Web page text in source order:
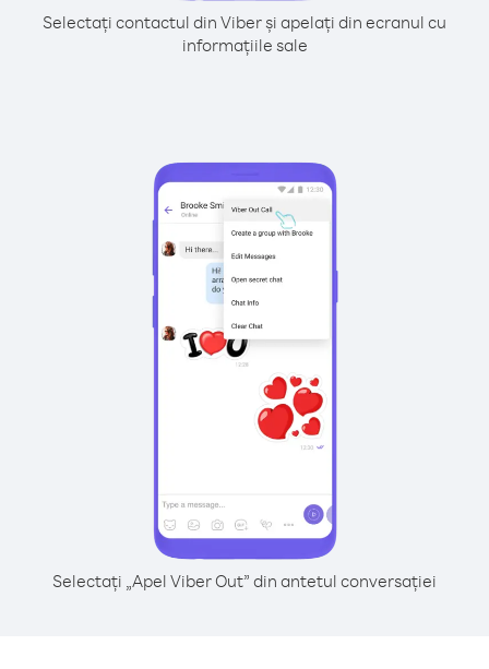
Selectați contactul din Viber și apelați din ecranul cu
informațiile sale
Selectați „Apel Viber Out” din antetul conversației